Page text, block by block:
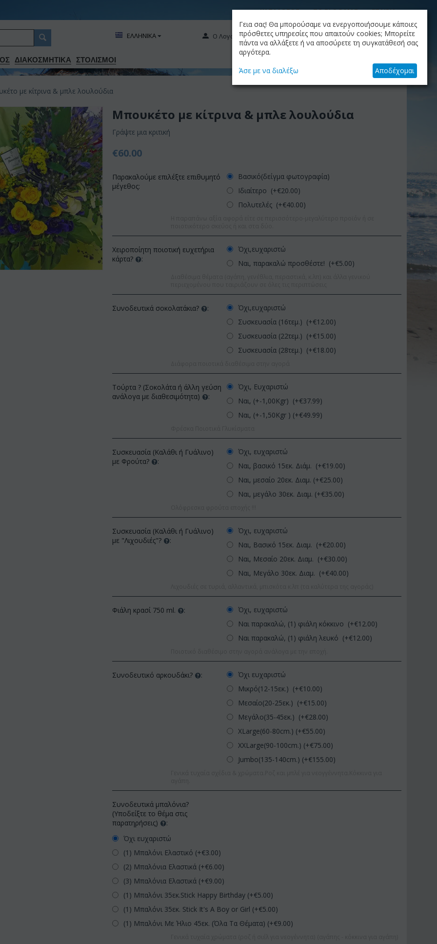
ΚΑΤΑΛΟΓΟΣ ΤΟ BLOG ΜΑΣ ΕΤΑΙΡΙΑ
ΔΙΑΚΟΣΜΗΤΙΚA ΣΤΟΛΙΣΜΟΙ
Ο Λογαριασμός μου
ΕΛΛΗΝΙΚΑ
+30.210.9319884
ΚΑΛΆΘΙ
Το καλάθι είναι άδειο
με κίτρινα & μπλε λουλούδια
Έκπτωση 9%
ΚΩΔΙΚΟΣ:
(21) τριαντάφυλλα 60-70 εκ.
Έκπτωση 11%
ΚΩΔΙΚΟΣ: Afp1
Ορχιδέα φαλαίνοψις σε
γυάλινο βάζο
39.99
Μπουκέτο με κίτρινα & μπλε λουλούδια
Γράψτε μια κριτική
€60.00
Παρακαλούμε επιλέξτε επιθυμητό
μέγεθος:
Βασικό(δείγμα φωτογραφία)
Ιδιαίτερο (+€20.00)
Πολυτελές (+€40.00)
Χειροποίητη ποιοτική ευχετήρια
κάρτα?
:
Όχι,ευχαριστώ
Ναι, παρακαλώ προσθέστε! (+€5.00)
Συνοδευτικά σοκολατάκια? :
Όχι,ευχαριστώ
Συσκευασία (16τεμ.) (+€12.00)
Συσκευασία (22τεμ.) (+€15.00)
Συσκευασία (28τεμ.) (+€18.00)
Τούρτα ? (Σοκολάτα ή άλλη γεύση
ανάλογα με διαθεσιμότητα)
:
Όχι, Ευχαριστώ
Ναι, (+-1,00Kgr) (+€37.99)
Ναι, (+-1,50Kgr ) (+€49.99)
Συσκευασία (Καλάθι ή Γυάλινο)
με Φρούτα?
:
Όχι, ευχαριστώ
Ναι, βασικό 15εκ. Διάμ. (+€19.00)
Ναι, μεσαίο 20εκ. Διαμ. (+€25.00)
Ναι, μεγάλο 30εκ. Διαμ. (+€35.00)
Συσκευασία (Καλάθι ή Γυάλινο)
με "Λιχουδιές"?
:
Όχι, ευχαριστώ
Ναι, Βασικό 15εκ. Διαμ. (+€20.00)
Ναι, Μεσαίο 20εκ. Διαμ. (+€30.00)
Ναι, Μεγάλο 30εκ. Διαμ. (+€40.00)
Φιάλη κρασί 750 ml. :
Όχι, ευχαριστώ
Ναι παρακαλώ, (1) φιάλη κόκκινο (+€12.00)
Ναι παρακαλώ, (1) φιάλη λευκό (+€12.00)
Συνοδευτικό αρκουδάκι? :
Όχι ευχαριστώ
Μικρό(12-15εκ.) (+€10.00)
Μεσαίο(20-25εκ.) (+€15.00)
Μεγάλο(35-45εκ.) (+€28.00)
XLarge(60-80cm.) (+€55.00)
XXLarge(90-100cm.) (+€75.00)
Jumbo(135-140cm.) (+€155.00)
Συνοδευτικά μπαλόνια?
(Υποδείξτε το θέμα στις
παρατηρήσεις)
:
Όχι ευχαριστώ
(1) Μπαλόνι Ελαστικό (+€3.00)
(2) Μπαλόνια Ελαστικά (+€6.00)
(3) Μπαλόνια Ελαστικά (+€9.00)
(1) Μπαλόνι 35εκ.Stick Happy Birthday (+€5.00)
(1) Μπαλόνι 35εκ. Stick It's A Boy or Girl (+€5.00)
(1) Μπαλόνι Με Ήλιο 45εκ. (Όλα Τα Θέματα) (+€9.00)
Γεια σας! Θα μπορούσαμε να ενεργοποιήσουμε κάποιες
πρόσθετες υπηρεσίες που απαιτούν cookies; Μπορείτε
πάντα να αλλάξετε ή να αποσύρετε τη συγκατάθεσή σας
αργότερα.
Άσε με να διαλέξω Αποδέχομαι